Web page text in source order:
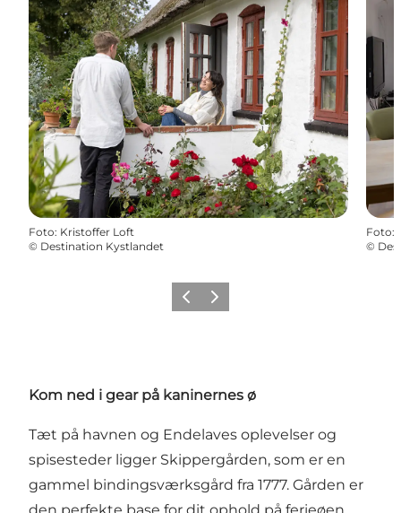
Foto: Kristoffer Loft
© Destination Kystlandet
Foto:
©
ForrigeNæste
Kom ned i gear på kaninernes ø
Tæt på havnen og Endelaves oplevelser og
spisesteder ligger Skippergården, som er en
gammel bindingsværksgård fra 1777. Gården er